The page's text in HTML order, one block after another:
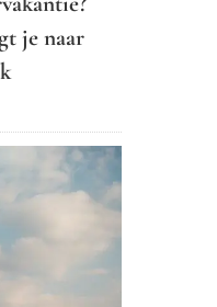
je naar